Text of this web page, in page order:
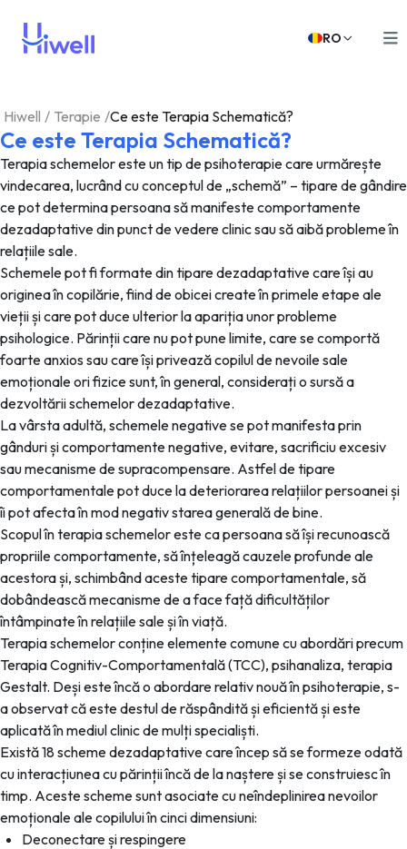
RO
Hiwell / Terapie /Ce este Terapia Schematică?
Ce este Terapia Schematică?
Terapia schemelor este un tip de psihoterapie care urmărește
vindecarea, lucrând cu conceptul de „schemă” – tipare de gândire
ce pot determina persoana să manifeste comportamente
dezadaptative din punct de vedere clinic sau să aibă probleme în
relațiile sale.
Schemele pot fi formate din tipare dezadaptative care își au
originea în copilărie, fiind de obicei create în primele etape ale
vieții și care pot duce ulterior la apariția unor probleme
psihologice. Părinții care nu pot pune limite, care se comportă
foarte anxios sau care își privează copilul de nevoile sale
emoționale ori fizice sunt, în general, considerați o sursă a
dezvoltării schemelor dezadaptative.
La vârsta adultă, schemele negative se pot manifesta prin
gânduri și comportamente negative, evitare, sacrificiu excesiv
sau mecanisme de supracompensare. Astfel de tipare
comportamentale pot duce la deteriorarea relațiilor persoanei și
îi pot afecta în mod negativ starea generală de bine.
Scopul în terapia schemelor este ca persoana să își recunoască
propriile comportamente, să înțeleagă cauzele profunde ale
acestora și, schimbând aceste tipare comportamentale, să
dobândească mecanisme de a face față dificultăților
întâmpinate în relațiile sale și în viață.
Terapia schemelor conține elemente comune cu abordări precum
Terapia Cognitiv-Comportamentală (TCC), psihanaliza, terapia
Gestalt. Deși este încă o abordare relativ nouă în psihoterapie, s-
a observat că este destul de răspândită și eficientă și este
aplicată în mediul clinic de mulți specialiști.
Există 18 scheme dezadaptative care încep să se formeze odată
cu interacțiunea cu părinții încă de la naștere și se construiesc în
timp. Aceste scheme sunt asociate cu neîndeplinirea nevoilor
emoționale ale copilului în cinci dimensiuni:
Deconectare și respingere